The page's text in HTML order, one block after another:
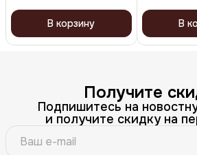
В корзину В
Получите
Подпишитесь на
и получите скидку на